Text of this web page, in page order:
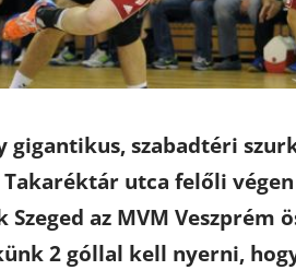
gigantikus, szabadtéri
utca felőli
az MVM Veszprém
2 góllal kell nyerni,